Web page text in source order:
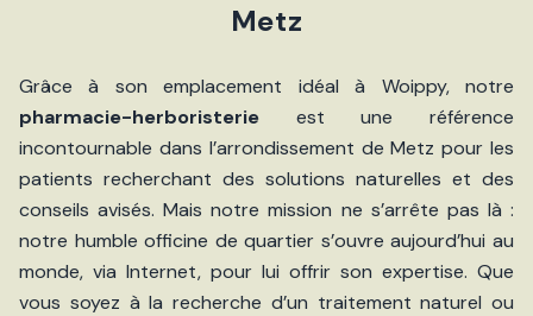
Metz
Grâce à son emplacement idéal à Woippy, notre
pharmacie-herboristerie est une référence
incontournable dans l’arrondissement de Metz pour les
patients recherchant des solutions naturelles et des
conseils avisés. Mais notre mission ne s’arrête pas là :
notre humble officine de quartier s’ouvre aujourd’hui au
monde, via Internet, pour lui offrir son expertise. Que
vous soyez à la recherche d’un traitement naturel ou